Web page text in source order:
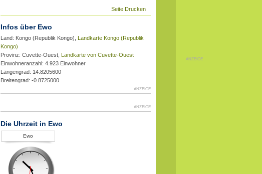
ANZEIGE
Seite Drucken
Infos über Ewo
Land: Kongo (Republik Kongo), Landkarte Kongo (Republik
Kongo)
Provinz: Cuvette-Ouest, Landkarte von Cuvette-Ouest
Einwohneranzahl: 4.923 Einwohner
Längengrad: 14.8205600
Breitengrad: -0.8725000
ANZEIGE
ANZEIGE
Die Uhrzeit in Ewo
Ewo